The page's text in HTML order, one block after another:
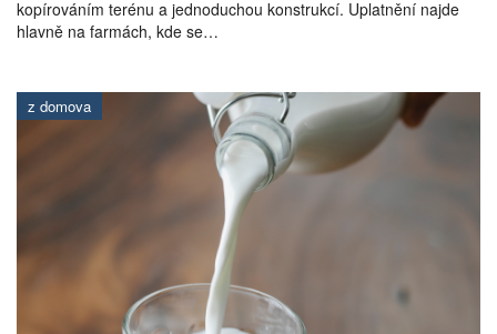
kopírováním terénu a jednoduchou konstrukcí. Uplatnění najde
hlavně na farmách, kde se…
z domova